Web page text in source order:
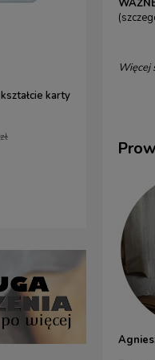
karty
Cena
KUP
Więcej